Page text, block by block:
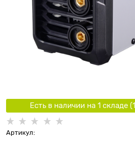
Есть в наличии на 1 складe (1
Артикул: